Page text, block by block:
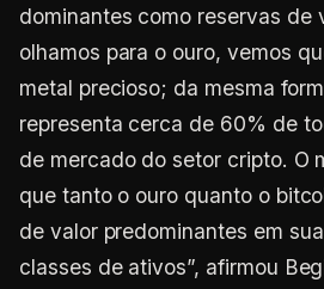
dominantes como reservas de
olhamos para o ouro, vemos
metal precioso; da mesma
representa cerca de 60% de
de mercado do setor cripto. O
que tanto o ouro quanto o
de valor predominantes em
classes de ativos”, afirmou